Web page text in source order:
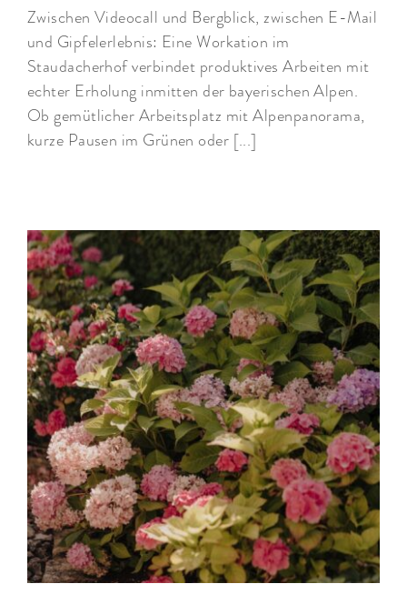
Zwischen Videocall und Bergblick, zwischen E-Mail
und Gipfelerlebnis: Eine Workation im
Staudacherhof verbindet produktives Arbeiten mit
echter Erholung inmitten der bayerischen Alpen.
Ob gemütlicher Arbeitsplatz mit Alpenpanorama,
kurze Pausen im Grünen oder [...]